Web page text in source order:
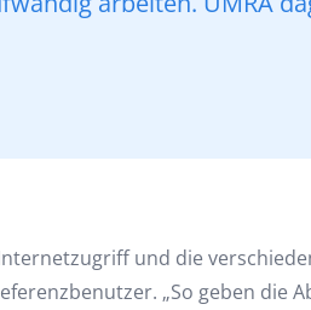
und die
„So geben die